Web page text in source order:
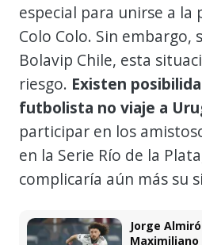
especial para unirse a
Colo Colo. Sin embargo,
Bolavip Chile, esta
riesgo. Existen
futbolista no viaje a
participar en los
en la Serie Río de la
complicaría aún más su
Jorge
Maximiliano